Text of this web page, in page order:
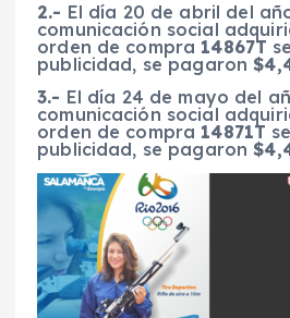
2.- El día 20 de abril del
comunicación social
orden de compra 14867T
publicidad, se pagaron
3.- El día 24 de mayo del
comunicación social
orden de compra 14871T
publicidad, se pagaron